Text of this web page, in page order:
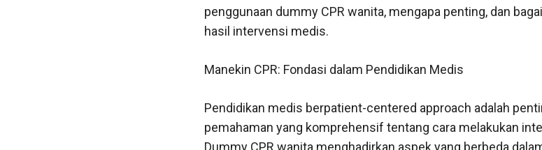
penggunaan dummy CPR wanita, mengapa penting, dan
hasil intervensi medis.
Manekin CPR: Fondasi dalam Pendidikan Medis
Pendidikan medis berpatient-centered approach adalah
pemahaman yang komprehensif tentang cara melakukan
Dummy CPR wanita menghadirkan aspek yang berbeda